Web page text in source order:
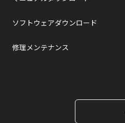
ソフトウェアダウンロード
修理メンテナンス